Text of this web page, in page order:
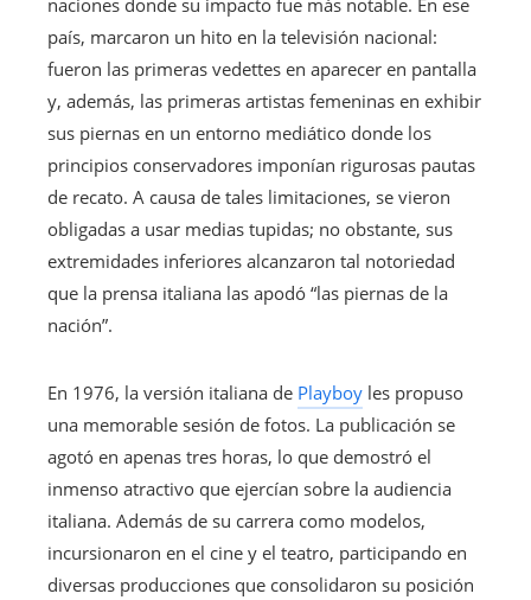
naciones donde su impacto fue más notable. En ese
país, marcaron un hito en la televisión nacional:
fueron las primeras vedettes en aparecer en pantalla
y, además, las primeras artistas femeninas en exhibir
sus piernas en un entorno mediático donde los
principios conservadores imponían rigurosas pautas
de recato. A causa de tales limitaciones, se vieron
obligadas a usar medias tupidas; no obstante, sus
extremidades inferiores alcanzaron tal notoriedad
que la prensa italiana las apodó “las piernas de la
nación”.
En 1976, la versión italiana de Playboy les propuso
una memorable sesión de fotos. La publicación se
agotó en apenas tres horas, lo que demostró el
inmenso atractivo que ejercían sobre la audiencia
italiana. Además de su carrera como modelos,
incursionaron en el cine y el teatro, participando en
diversas producciones que consolidaron su posición